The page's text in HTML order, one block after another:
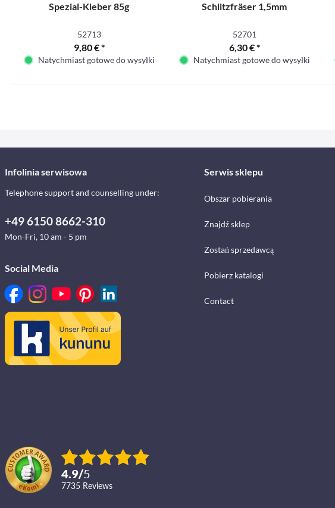
Spezial-Kleber 85g
52713
9,80 € *
Natychmiast gotowe do wysyłki
Schlitzfräser 1,5mm
52701
6,30 € *
Natychmiast gotowe do wysyłki
Infolinia serwisowa
Telephone support and counselling under:
+49 6150 8662-310
Mon-Fri, 10 am - 5 pm
Social Media
4.9/5
7735 reviews
Serwis sklepu
Obszar pobierania
Znajdź sklep
Zostań sprzedawcą
Pobierz katalogi
Contact